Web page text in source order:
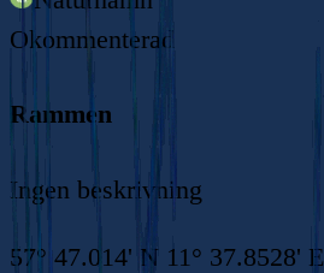
Okommenterad
Rammen
Ingen beskrivning
57° 47.014' N 11° 37.8528' E